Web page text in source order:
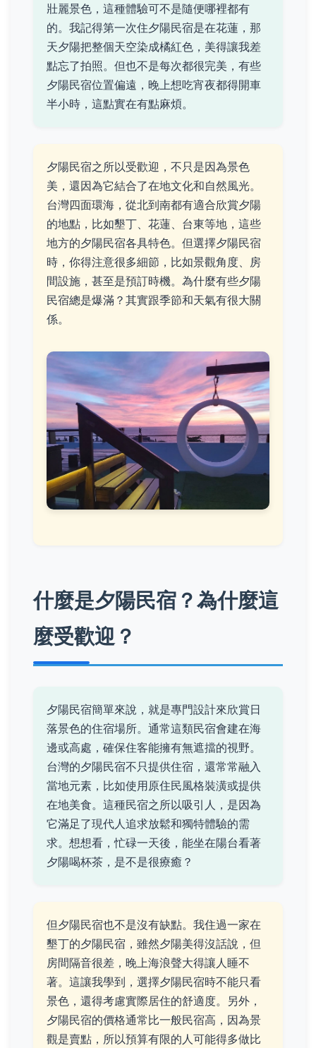
壯麗景色，這種體驗可不是隨便哪裡都有
的。我記得第一次住夕陽民宿是在花蓮，那
天夕陽把整個天空染成橘紅色，美得讓我差
點忘了拍照。但也不是每次都很完美，有些
夕陽民宿位置偏遠，晚上想吃宵夜都得開車
半小時，這點實在有點麻煩。
夕陽民宿之所以受歡迎，不只是因為景色
美，還因為它結合了在地文化和自然風光。
台灣四面環海，從北到南都有適合欣賞夕陽
的地點，比如墾丁、花蓮、台東等地，這些
地方的夕陽民宿各具特色。但選擇夕陽民宿
時，你得注意很多細節，比如景觀角度、房
間設施，甚至是預訂時機。為什麼有些夕陽
民宿總是爆滿？其實跟季節和天氣有很大關
係。
什麼是夕陽民宿？為什麼這
麼受歡迎？
夕陽民宿簡單來說，就是專門設計來欣賞日
落景色的住宿場所。通常這類民宿會建在海
邊或高處，確保住客能擁有無遮擋的視野。
台灣的夕陽民宿不只提供住宿，還常常融入
當地元素，比如使用原住民風格裝潢或提供
在地美食。這種民宿之所以吸引人，是因為
它滿足了現代人追求放鬆和獨特體驗的需
求。想想看，忙碌一天後，能坐在陽台看著
夕陽喝杯茶，是不是很療癒？
但夕陽民宿也不是沒有缺點。我住過一家在
墾丁的夕陽民宿，雖然夕陽美得沒話說，但
房間隔音很差，晚上海浪聲大得讓人睡不
著。這讓我學到，選擇夕陽民宿時不能只看
景色，還得考慮實際居住的舒適度。另外，
夕陽民宿的價格通常比一般民宿高，因為景
觀是賣點，所以預算有限的人可能得多做比